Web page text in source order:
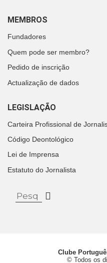
MEMBROS
Fundadores
Quem pode ser membro?
Pedido de inscrição
Actualização de dados
LEGISLAÇÃO
Carteira Profissional de
Código Deontológico
Lei de Imprensa
Estatuto do Jornalista
Clube
© Todos os